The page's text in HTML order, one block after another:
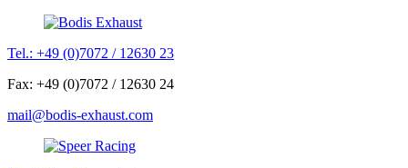
Tel.: +49 (0)7072 / 12630 23
Fax: +49 (0)7072 / 12630 24
mail@bodis-exhaust.com